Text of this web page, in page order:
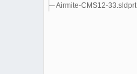
Airmite-CMS12-33.sldprt